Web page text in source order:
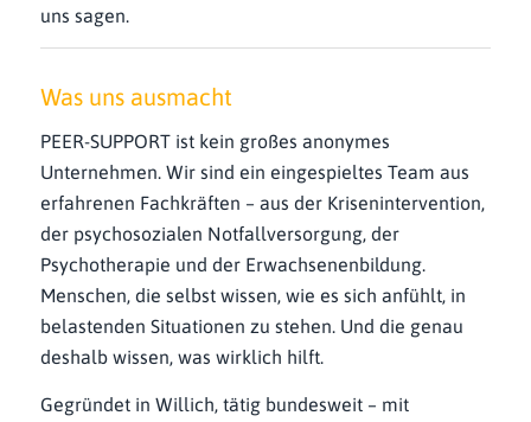
uns sagen.
Was uns ausmacht
PEER-SUPPORT ist kein großes anonymes
Unternehmen. Wir sind ein eingespieltes Team aus
erfahrenen Fachkräften – aus der Krisenintervention,
der psychosozialen Notfallversorgung, der
Psychotherapie und der Erwachsenenbildung.
Menschen, die selbst wissen, wie es sich anfühlt, in
belastenden Situationen zu stehen. Und die genau
deshalb wissen, was wirklich hilft.
Gegründet in Willich, tätig bundesweit – mit